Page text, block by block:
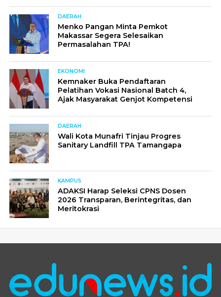
DAERAH
Menko Pangan Minta Pemkot
Makassar Segera Selesaikan
Permasalahan TPA!
EKONOMI
Kemnaker Buka Pendaftaran
Pelatihan Vokasi Nasional Batch 4,
Ajak Masyarakat Genjot Kompetensi
DAERAH
Wali Kota Munafri Tinjau Progres
Sanitary Landfill TPA Tamangapa
KAMPUS
ADAKSI Harap Seleksi CPNS Dosen
2026 Transparan, Berintegritas, dan
Meritokrasi